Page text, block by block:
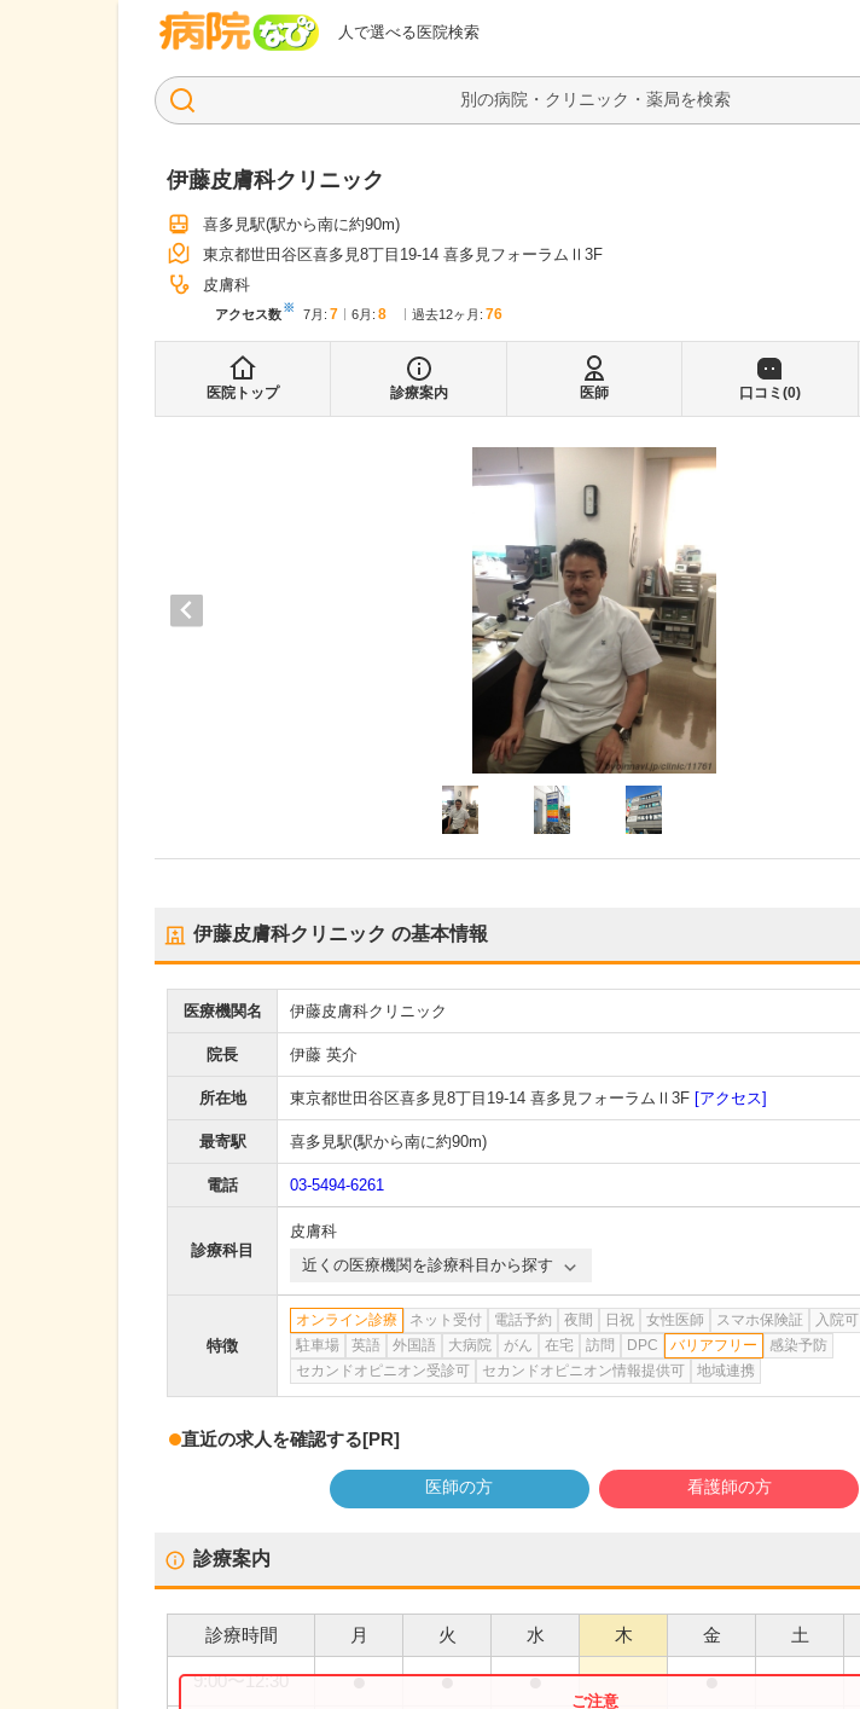
人で選べる医院検索
病院なび
検索
伊藤皮膚科クリニック
喜多見駅(駅から南に約90m)
東京都世田谷区喜多見8丁目19-14 喜多見フォーラムⅡ3F
皮膚科
アクセス数※ 7月 : 7 6月 : 8 過去12ヶ月: 76
医院トップ 診療案内 医師 口コミ(0)
伊藤皮膚科クリニック の基本情報
医療機関名 伊藤皮膚科クリニック
院長 伊藤 英介
所在地 東京都世田谷区喜多見8丁目19-14 喜多見フォーラムⅡ3F [アクセス]
最寄駅 喜多見駅(駅から南に約90m)
電話 03-5494-6261
診療科目
皮膚科
近くの医療機関を診療科目から探す
特徴
オンライン診療 ネット受付 電話予約 夜間 日祝 女性医師 スマホ保険証 入院可
駐車場
英語 外国語 大病院 がん 在宅 訪問 DPC バリアフリー
感染予防
セカンドオピニオン受診可
セカンドオピニオン情報提供可 地域連携
直近の求人を確認する[PR]
医師の方 看護師の方
診療案内
診療時間 月 火 水 木 金 土
9:00〜12:30 ● ● ● ●